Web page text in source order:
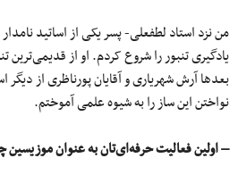
من نزد استاد لطفعلی- پسر یکی از اساتید
یادگیری تنبور را شروع کردم. او از قدیمی‌ترین
بعدها آرش شهریاری و آقایان پورناظری از دیگر
نواختن این ساز را به شیوه علمی ‌آموختم.
– اولین فعالیت حرفه‌ای‌تان به عنوان موزیسین